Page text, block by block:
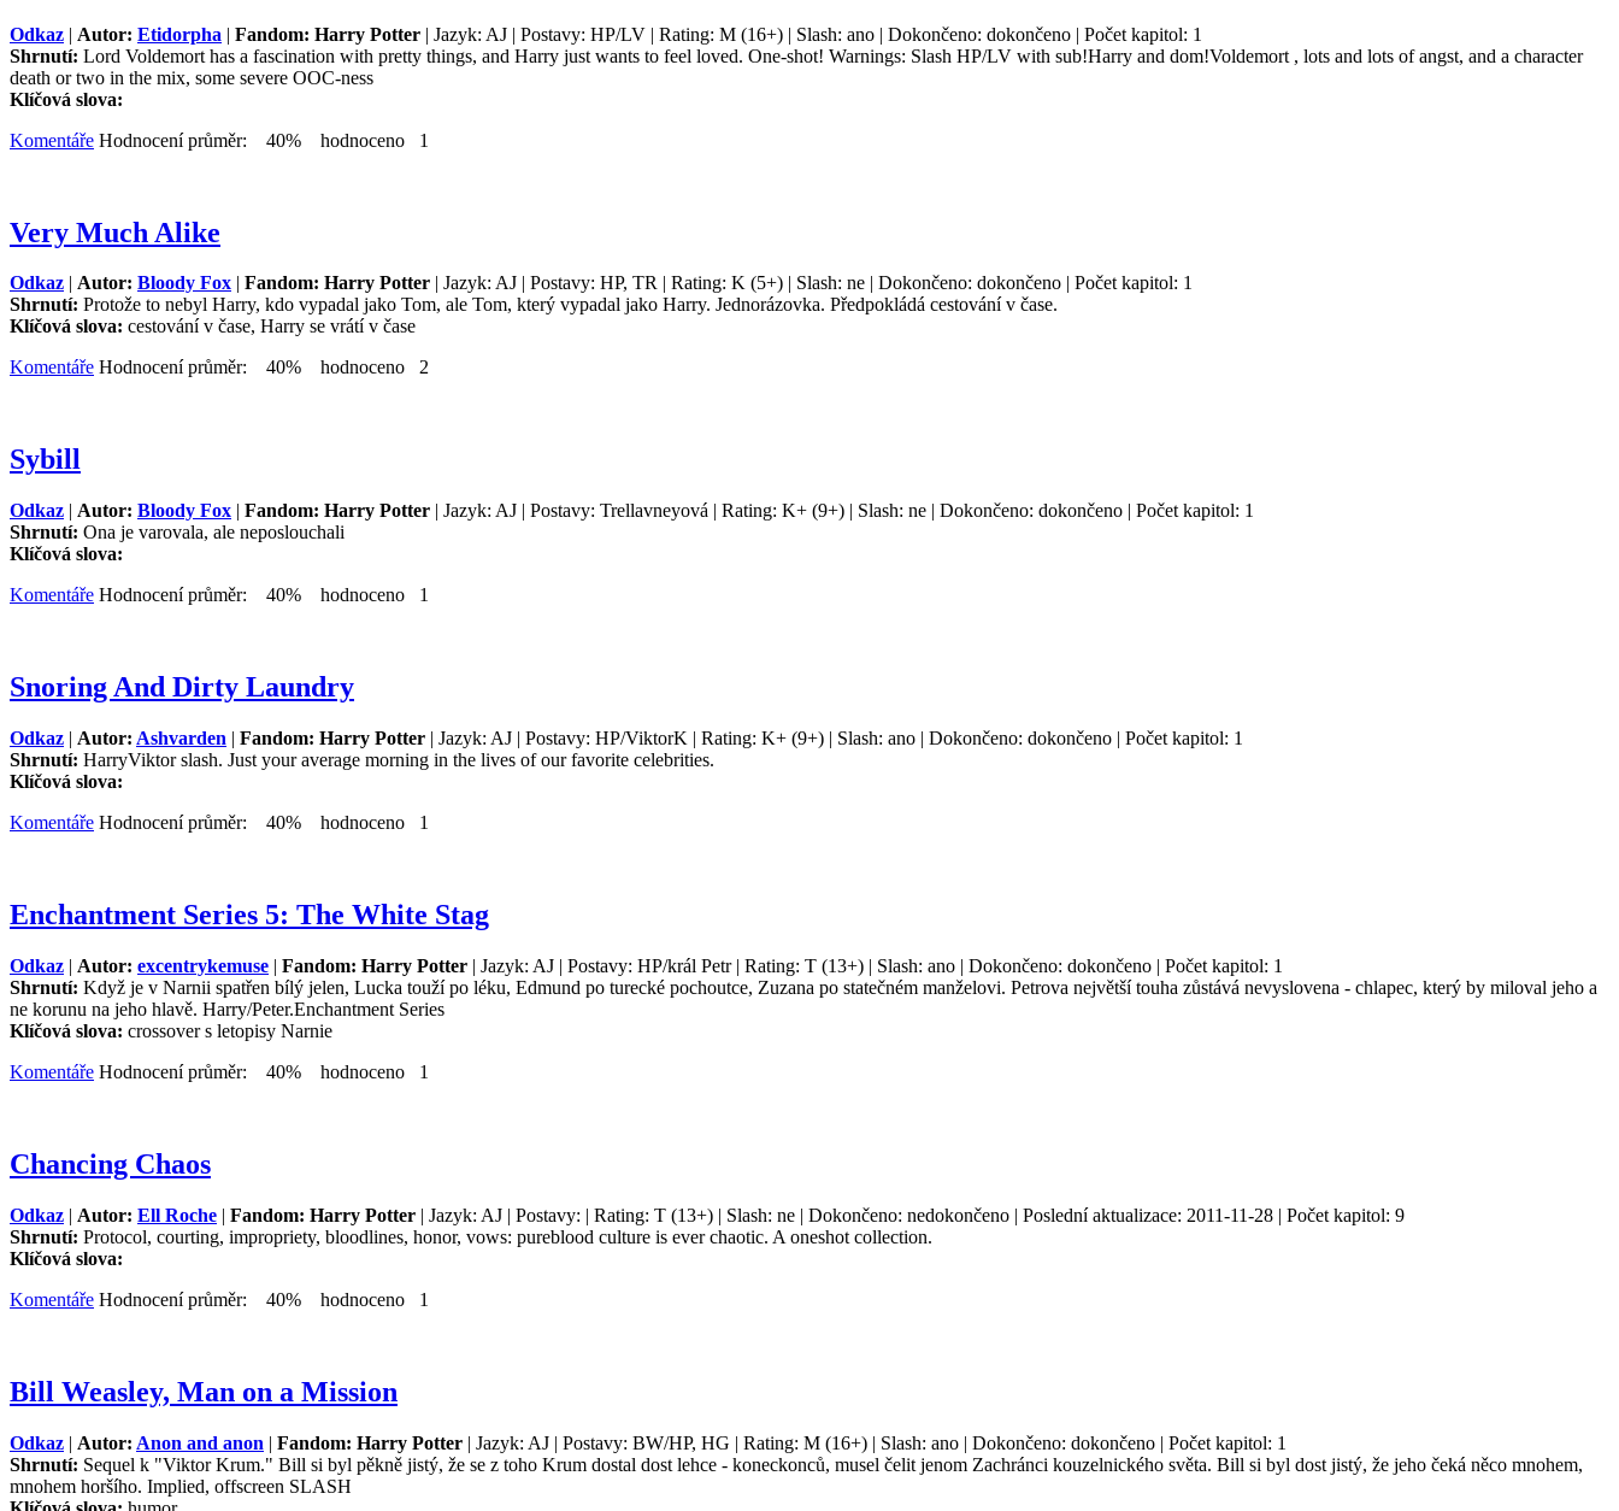
Odkaz | Autor: Etidorpha | Fandom: Harry Potter | Jazyk: AJ | Postavy: HP/LV | Rating: M (16+) | Slash: ano | Dokončeno: dokončeno | Počet kapitol: 1
Shrnutí: Lord Voldemort has a fascination with pretty things, and Harry just wants to feel loved. One-shot! Warnings: Slash HP/LV with sub!Harry and dom!Voldemort , lots and lots of angst, and a character
death or two in the mix, some severe OOC-ness
Klíčová slova:
Komentáře Hodnocení průměr: 40% hodnoceno 1
Very Much Alike
Odkaz | Autor: Bloody Fox | Fandom: Harry Potter | Jazyk: AJ | Postavy: HP, TR | Rating: K (5+) | Slash: ne | Dokončeno: dokončeno | Počet kapitol: 1
Shrnutí: Protože to nebyl Harry, kdo vypadal jako Tom, ale Tom, který vypadal jako Harry. Jednorázovka. Předpokládá cestování v čase.
Klíčová slova: cestování v čase, Harry se vrátí v čase
Komentáře Hodnocení průměr: 40% hodnoceno 2
Sybill
Odkaz | Autor: Bloody Fox | Fandom: Harry Potter | Jazyk: AJ | Postavy: Trellavneyová | Rating: K+ (9+) | Slash: ne | Dokončeno: dokončeno | Počet kapitol: 1
Shrnutí: Ona je varovala, ale neposlouchali
Klíčová slova:
Komentáře Hodnocení průměr: 40% hodnoceno 1
Snoring And Dirty Laundry
Odkaz | Autor: Ashvarden | Fandom: Harry Potter | Jazyk: AJ | Postavy: HP/ViktorK | Rating: K+ (9+) | Slash: ano | Dokončeno: dokončeno | Počet kapitol: 1
Shrnutí: HarryViktor slash. Just your average morning in the lives of our favorite celebrities.
Klíčová slova:
Komentáře Hodnocení průměr: 40% hodnoceno 1
Enchantment Series 5: The White Stag
Odkaz | Autor: excentrykemuse | Fandom: Harry Potter | Jazyk: AJ | Postavy: HP/král Petr | Rating: T (13+) | Slash: ano | Dokončeno: dokončeno | Počet kapitol: 1
Shrnutí: Když je v Narnii spatřen bílý jelen, Lucka touží po léku, Edmund po turecké pochoutce, Zuzana po statečném manželovi. Petrova největší touha zůstává nevyslovena - chlapec, který by miloval jeho a
ne korunu na jeho hlavě. Harry/Peter.Enchantment Series
Klíčová slova: crossover s letopisy Narnie
Komentáře Hodnocení průměr: 40% hodnoceno 1
Chancing Chaos
Odkaz | Autor: Ell Roche | Fandom: Harry Potter | Jazyk: AJ | Postavy: | Rating: T (13+) | Slash: ne | Dokončeno: nedokončeno | Poslední aktualizace: 2011-11-28 | Počet kapitol: 9
Shrnutí: Protocol, courting, impropriety, bloodlines, honor, vows: pureblood culture is ever chaotic. A oneshot collection.
Klíčová slova:
Komentáře Hodnocení průměr: 40% hodnoceno 1
Bill Weasley, Man on a Mission
Odkaz | Autor: Anon and anon | Fandom: Harry Potter | Jazyk: AJ | Postavy: BW/HP, HG | Rating: M (16+) | Slash: ano | Dokončeno: dokončeno | Počet kapitol: 1
Shrnutí: Sequel k "Viktor Krum." Bill si byl pěkně jistý, že se z toho Krum dostal dost lehce - koneckonců, musel čelit jenom Zachránci kouzelnického světa. Bill si byl dost jistý, že jeho čeká něco mnohem,
mnohem horšího. Implied, offscreen SLASH